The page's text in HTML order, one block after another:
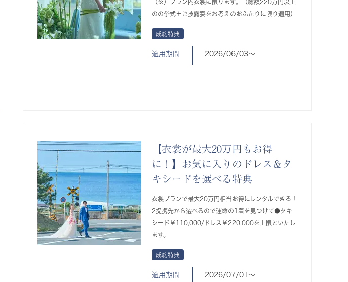
（※）プラン内衣裳に限ります。（総額220万円以上
のの挙式＋ご披露宴をお考えのおふたりに限り適用）
成約特典
適用期間 2026/06/03〜
【衣裳が最大20万円もお得
に！】お気に入りのドレス＆タ
キシードを選べる特典
衣裳プランで最大20万円相当お得にレンタルできる！
2提携先から選べるので運命の1着を見つけて●タキ
シード￥110,000/ドレス￥220,000を上限といたし
ます。
成約特典
適用期間 2026/07/01〜